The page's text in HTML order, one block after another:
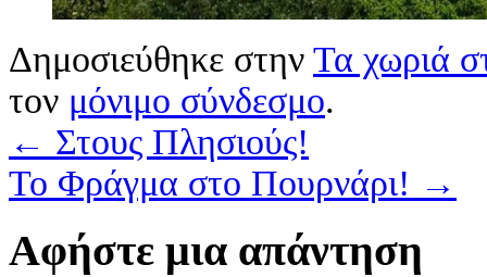
Δημοσιεύθηκε στην Τα χωριά
τον μόνιμο σύνδεσμο.
← Στους Πλησιούς!
Το Φράγμα στο Πουρνάρι! →
Αφήστε μια απάντηση